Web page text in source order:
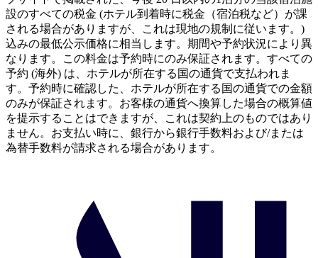
設のすべての税金 (ホテル到着時に税金（宿泊税など）が課
される場合がありますが、これは現地の規制に従います。)
込みの最低公示価格に相当します。期間や予約状況により異
なります。この料金は予約時にのみ保証されます。すべての
予約 (海外) は、ホテルが所在する国の通貨で支払われま
す。予約時に確認した、ホテルが所在する国の通貨での金額
のみが保証されます。お客様の通貨へ換算した場合の概算値
を提示することはできますが、これは契約上のものではあり
ません。お支払い時に、銀行から銀行手数料および/または
為替手数料が請求される場合があります。